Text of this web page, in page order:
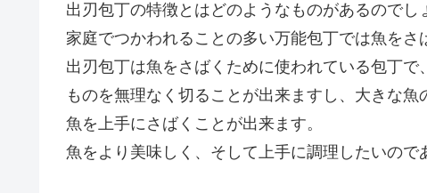
出刃包丁の特徴とはどのようなものがあるのでし
家庭でつかわれることの多い万能包丁では魚を
出刃包丁は魚をさばくために使われている包丁
ものを無理なく切ることが出来ますし、大きな
魚を上手にさばくことが出来ます。
魚をより美味しく、そして上手に調理したいので